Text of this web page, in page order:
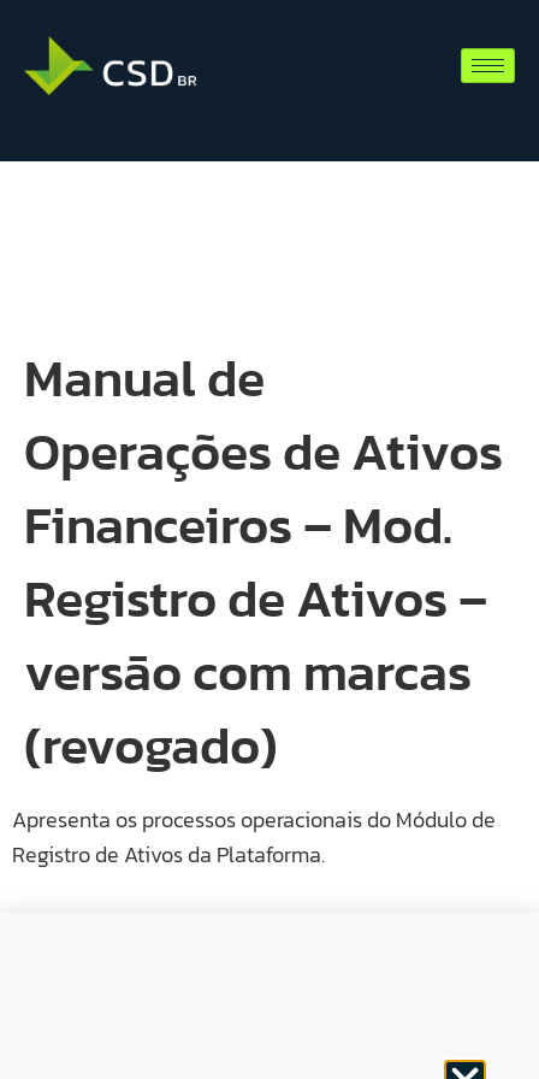
Manual de
Operações de Ativos
Financeiros – Mod.
Registro de Ativos –
versão com marcas
(revogado)
Apresenta os processos operacionais do Módulo de
Registro de Ativos da Plataforma.